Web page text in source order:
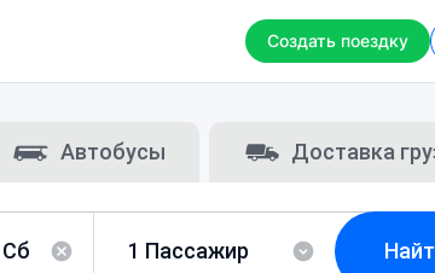
Создать поездку
Автобусы Доставка